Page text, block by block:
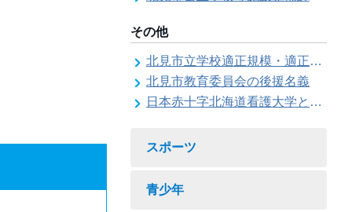
その他
北見市立学校適正規模・適正配置検討委員会
北見市教育委員会の後援名義
日本赤十字北海道看護大学と北見市教育委員会との連携協力に関する協定の締結
スポーツ
青少年